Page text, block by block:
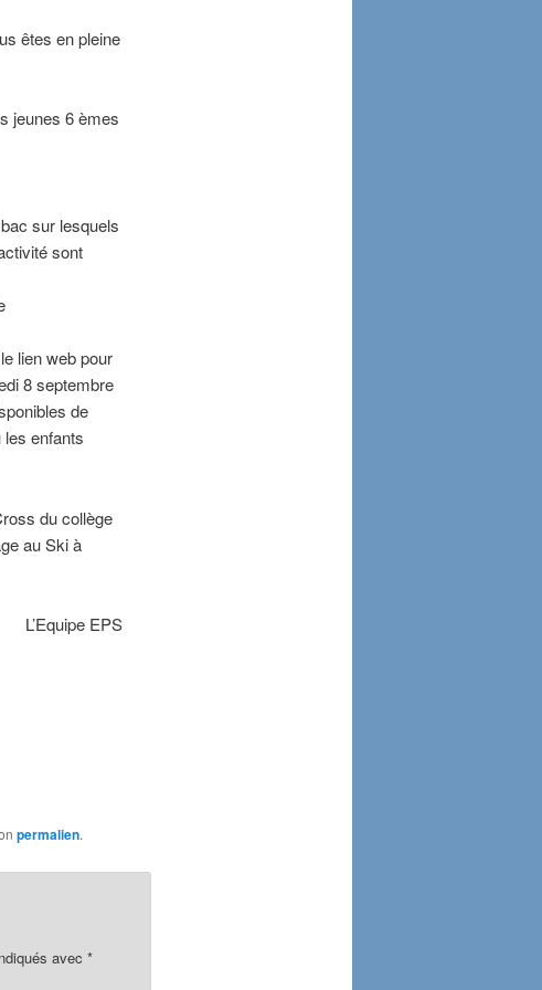
êtes en pleine
jeunes 6 èmes
sur lesquels
sont
lien web pour
8 septembre
de
enfants
du collège
au Ski à
L’Equipe EPS
permalien.
avec *